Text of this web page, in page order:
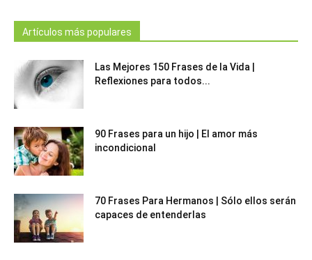
Artículos más populares
Las Mejores 150 Frases de la Vida |
Reflexiones para todos...
90 Frases para un hijo | El amor más
incondicional
70 Frases Para Hermanos | Sólo ellos serán
capaces de entenderlas